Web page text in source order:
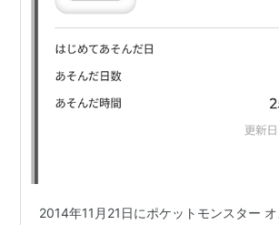
2014年11月21日にポケットモンスター